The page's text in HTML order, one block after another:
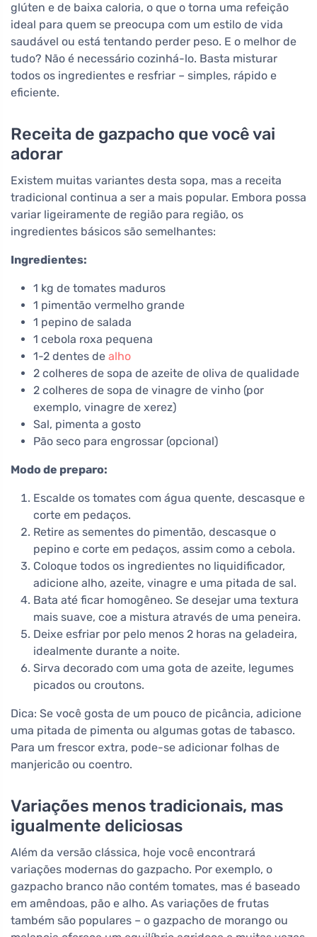
glúten e de baixa caloria, o que o torna uma refeição
ideal para quem se preocupa com um estilo de vida
saudável ou está tentando perder peso. E o melhor de
tudo? Não é necessário cozinhá-lo. Basta misturar
todos os ingredientes e resfriar – simples, rápido e
eficiente.
Receita de gazpacho que você vai
adorar
Existem muitas variantes desta sopa, mas a receita
tradicional continua a ser a mais popular. Embora possa
variar ligeiramente de região para região, os
ingredientes básicos são semelhantes:
Ingredientes:
1 kg de tomates maduros
1 pimentão vermelho grande
1 pepino de salada
1 cebola roxa pequena
1-2 dentes de alho
2 colheres de sopa de azeite de oliva de qualidade
2 colheres de sopa de vinagre de vinho (por
exemplo, vinagre de xerez)
Sal, pimenta a gosto
Pão seco para engrossar (opcional)
Modo de preparo:
Escalde os tomates com água quente, descasque e
corte em pedaços.
Retire as sementes do pimentão, descasque o
pepino e corte em pedaços, assim como a cebola.
Coloque todos os ingredientes no liquidificador,
adicione alho, azeite, vinagre e uma pitada de sal.
Bata até ficar homogêneo. Se desejar uma textura
mais suave, coe a mistura através de uma peneira.
Deixe esfriar por pelo menos 2 horas na geladeira,
idealmente durante a noite.
Sirva decorado com uma gota de azeite, legumes
picados ou croutons.
Dica: Se você gosta de um pouco de picância, adicione
uma pitada de pimenta ou algumas gotas de tabasco.
Para um frescor extra, pode-se adicionar folhas de
manjericão ou coentro.
Variações menos tradicionais, mas
igualmente deliciosas
Além da versão clássica, hoje você encontrará
variações modernas do gazpacho. Por exemplo, o
gazpacho branco não contém tomates, mas é baseado
em amêndoas, pão e alho. As variações de frutas
também são populares – o gazpacho de morango ou